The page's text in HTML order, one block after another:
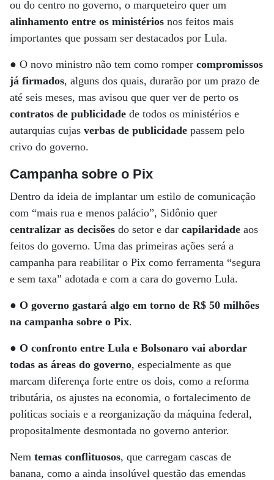
ou do centro no governo, o marqueteiro quer um
alinhamento entre os ministérios nos feitos mais
importantes que possam ser destacados por Lula.
● O novo ministro não tem como romper compromissos
já firmados, alguns dos quais, durarão por um prazo de
até seis meses, mas avisou que quer ver de perto os
contratos de publicidade de todos os ministérios e
autarquias cujas verbas de publicidade passem pelo
crivo do governo.
Campanha sobre o Pix
Dentro da ideia de implantar um estilo de comunicação
com “mais rua e menos palácio”, Sidônio quer
centralizar as decisões do setor e dar capilaridade aos
feitos do governo. Uma das primeiras ações será a
campanha para reabilitar o Pix como ferramenta “segura
e sem taxa” adotada e com a cara do governo Lula.
● O governo gastará algo em torno de R$ 50 milhões
na campanha sobre o Pix.
● O confronto entre Lula e Bolsonaro vai abordar
todas as áreas do governo, especialmente as que
marcam diferença forte entre os dois, como a reforma
tributária, os ajustes na economia, o fortalecimento de
políticas sociais e a reorganização da máquina federal,
propositalmente desmontada no governo anterior.
Nem temas conflituosos, que carregam cascas de
banana, como a ainda insolúvel questão das emendas